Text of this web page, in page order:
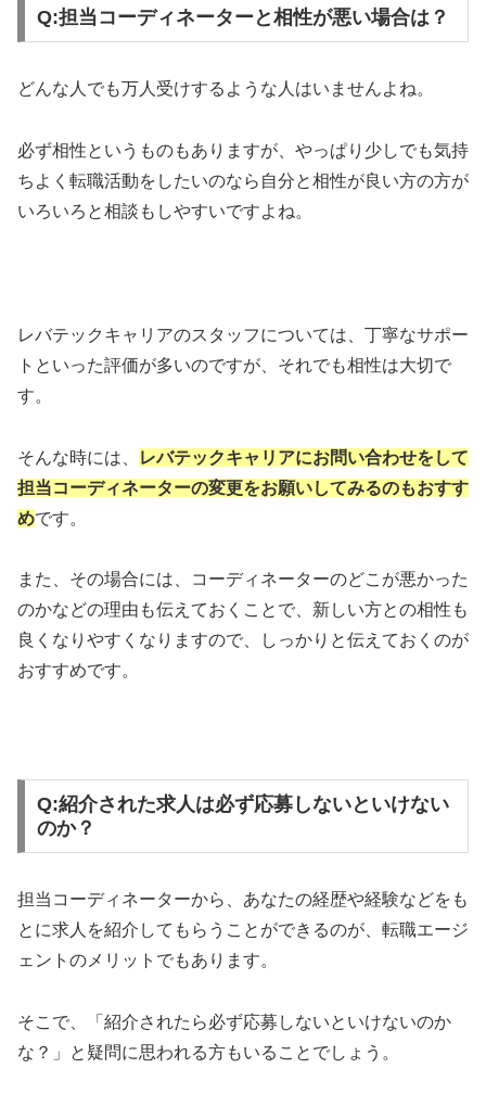
Q:担当コーディネーターと相性が悪い場合は？
どんな人でも万人受けするような人はいませんよね。
必ず相性というものもありますが、やっぱり少しでも気持
ちよく転職活動をしたいのなら自分と相性が良い方の方が
いろいろと相談もしやすいですよね。
レバテックキャリアのスタッフについては、丁寧なサポー
トといった評価が多いのですが、それでも相性は大切で
す。
そんな時には、
レバテックキャリアにお問い合わせをして
担当コーディネーターの変更をお願いしてみるのもおすす
めです。
また、その場合には、コーディネーターのどこが悪かった
のかなどの理由も伝えておくことで、新しい方との相性も
良くなりやすくなりますので、しっかりと伝えておくのが
おすすめです。
Q:紹介された求人は必ず応募しないといけない
のか？
担当コーディネーターから、あなたの経歴や経験などをも
とに求人を紹介してもらうことができるのが、転職エージ
ェントのメリットでもあります。
そこで、「紹介されたら必ず応募しないといけないのか
な？」と疑問に思われる方もいることでしょう。